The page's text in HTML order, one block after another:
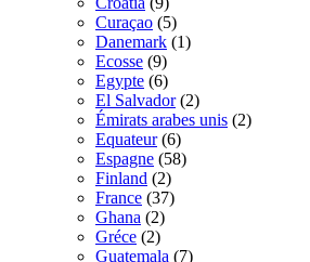
Curaçao (5)
Danemark (1)
Ecosse (9)
Egypte (6)
El Salvador (2)
Émirats arabes unis (2)
Equateur (6)
Espagne (58)
Finland (2)
France (37)
Ghana (2)
Gréce (2)
Guatemala (7)